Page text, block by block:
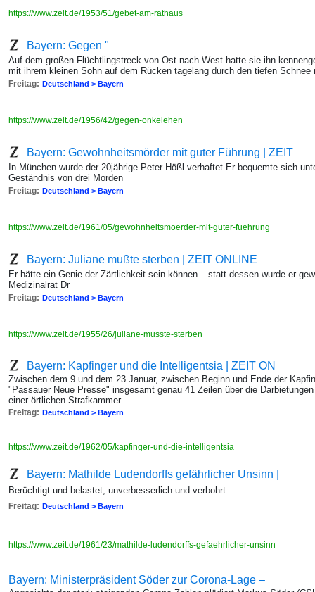
https://www.zeit.de/1953/51/gebet-am-rathaus
Bayern: Gegen "
Auf dem großen Flüchtlingstreck von Ost nach West hatte sie ihn
mit ihrem kleinen Sohn auf dem Rücken tagelang durch den tiefen Schnee
Freitag: Deutschland > Bayern
https://www.zeit.de/1956/42/gegen-onkelehen
Bayern: Gewohnheitsmörder mit guter Führung | ZEIT
In München wurde der 20jährige Peter Hößl verhaftet Er bequemte sich
Geständnis von drei Morden
Freitag: Deutschland > Bayern
https://www.zeit.de/1961/05/gewohnheitsmoerder-mit-guter-fuehrung
Bayern: Juliane mußte sterben | ZEIT ONLINE
Er hätte ein Genie der Zärtlichkeit sein können – statt dessen wurde er
Medizinalrat Dr
Freitag: Deutschland > Bayern
https://www.zeit.de/1955/26/juliane-musste-sterben
Bayern: Kapfinger und die Intelligentsia | ZEIT ON
Zwischen dem 9 und dem 23 Januar, zwischen Beginn und Ende der
"Passauer Neue Presse" insgesamt genau 41 Zeilen über die
einer örtlichen Strafkammer
Freitag: Deutschland > Bayern
https://www.zeit.de/1962/05/kapfinger-und-die-intelligentsia
Bayern: Mathilde Ludendorffs gefährlicher Unsinn |
Berüchtigt und belastet, unverbesserlich und verbohrt
Freitag: Deutschland > Bayern
https://www.zeit.de/1961/23/mathilde-ludendorffs-gefaehrlicher-unsinn
Bayern: Ministerpräsident Söder zur Corona-Lage –